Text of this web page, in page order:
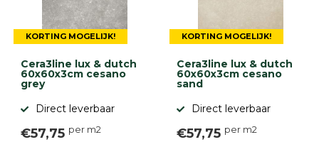
KORTING MOGELIJK!
Cera3line lux & dutch
60x60x3cm cesano
grey
Direct leverbaar
€57,75 per m2
KORTING MOGELIJK!
Cera3line lux & dutch
60x60x3cm cesano
sand
Direct leverbaar
€57,75 per m2